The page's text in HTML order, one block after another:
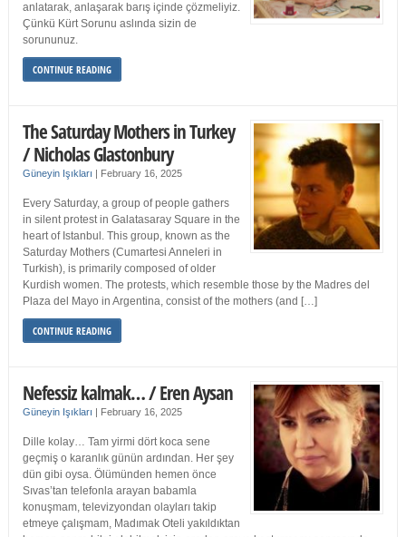
anlatarak, anlaşarak barış içinde çözmeliyiz.
Çünkü Kürt Sorunu aslında sizin de
sorununuz.
CONTINUE READING
The Saturday Mothers in Turkey
/ Nicholas Glastonbury
Güneyin Işıkları | February 16, 2025
Every Saturday, a group of people gathers
in silent protest in Galatasaray Square in the
heart of Istanbul. This group, known as the
Saturday Mothers (Cumartesi Anneleri in
Turkish), is primarily composed of older
Kurdish women. The protests, which resemble those by the Madres del
Plaza del Mayo in Argentina, consist of the mothers (and […]
CONTINUE READING
Nefessiz kalmak… / Eren Aysan
Güneyin Işıkları | February 16, 2025
Dille kolay… Tam yirmi dört koca sene
geçmiş o karanlık günün ardından. Her şey
dün gibi oysa. Ölümünden hemen önce
Sıvas’tan telefonla arayan babamla
konuşmam, televizyondan olayları takip
etmeye çalışmam, Madımak Oteli yakıldıktan